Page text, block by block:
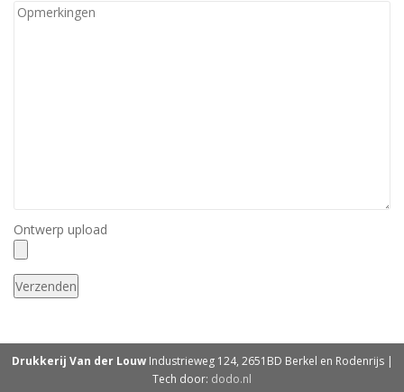
Ontwerp upload
Drukkerij Van der LouwIndustrieweg 124, 2651BD Berkel en Rodenrijs |
Tech door: dodo.nl